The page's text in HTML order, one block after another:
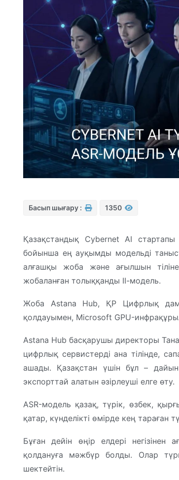
Басып шығару : 1350
Қазақстандық Cybernet AI стартапы
бойынша ең ауқымды модельді
алғашқы жоба және ағылшын
жобаланған толыққанды ІІ-модель.
Жоба Astana Hub, ҚР Цифрлық даму
қолдауымен, Microsoft GPU-
Astana Hub басқарушы директоры
цифрлық сервистерді ана тілінде,
ашады. Қазақстан үшін бұл –
экспорттай алатын әзірлеуші елге өту.
ASR-модель қазақ, түрік, өзбек,
қатар, күнделікті өмірде кең тараған
Бұған дейін өңір елдері негізінен
қолдануға мәжбүр болды. Олар
шектейтін.